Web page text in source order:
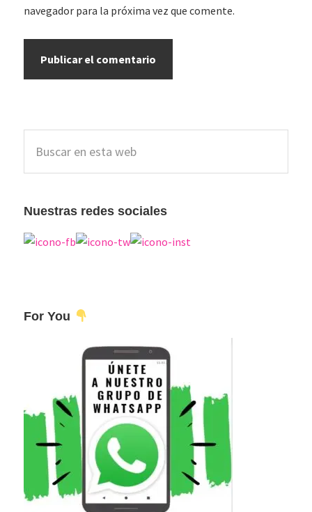
navegador para la próxima vez que comente.
Barra
lateral
esta
Nuestras redes sociales
For You